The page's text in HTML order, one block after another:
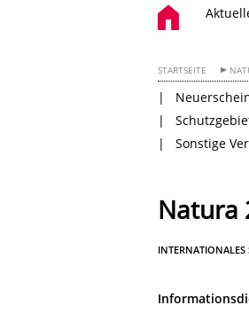
STARTSEITE
Sonstige
Natura